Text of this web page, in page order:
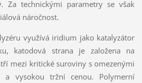
Za technickými parametry se však
náročnost.
využívá iridium jako katalyzátor
katodová strana je založena na
mezi kritické suroviny s omezenými
a vysokou tržní cenou. Polymerní